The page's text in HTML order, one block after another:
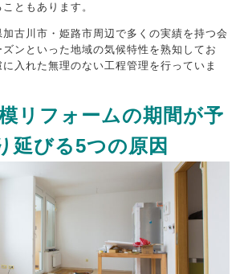
ともあります。
古川市・姫路市周辺で多くの実績を持つ会
ンといった地域の気候特性を熟知してお
入れた無理のない工程管理を行っていま
リフォームの期間が予
延びる5つの原因